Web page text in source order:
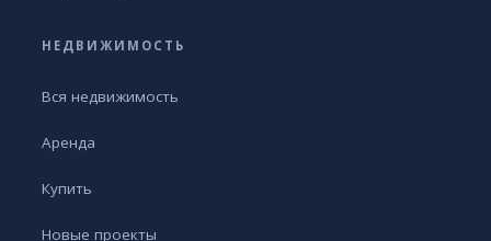
НЕДВИЖИМОСТЬ
Вся недвижимость
Аренда
Купить
Новые проекты